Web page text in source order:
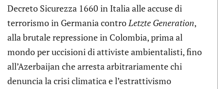
Decreto Sicurezza 1660 in Italia alle accuse di
terrorismo in Germania controLetzte Generation,
alla brutale repressione in Colombia, prima al
mondo per uccisioni di attiviste ambientalisti, fino
all’Azerbaijan che arresta arbitrariamente chi
denuncia la crisi climatica e l’estrattivismo